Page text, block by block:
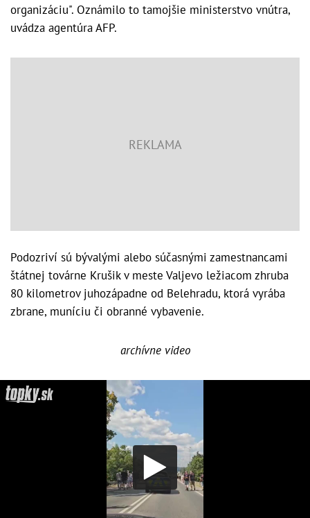
organizáciu". Oznámilo to tamojšie ministerstvo vnútra,
uvádza agentúra AFP.
Podozriví sú bývalými alebo súčasnými zamestnancami
štátnej továrne Krušik v meste Valjevo ležiacom zhruba
80 kilometrov juhozápadne od Belehradu, ktorá vyrába
zbrane, muníciu či obranné vybavenie.
archívne video